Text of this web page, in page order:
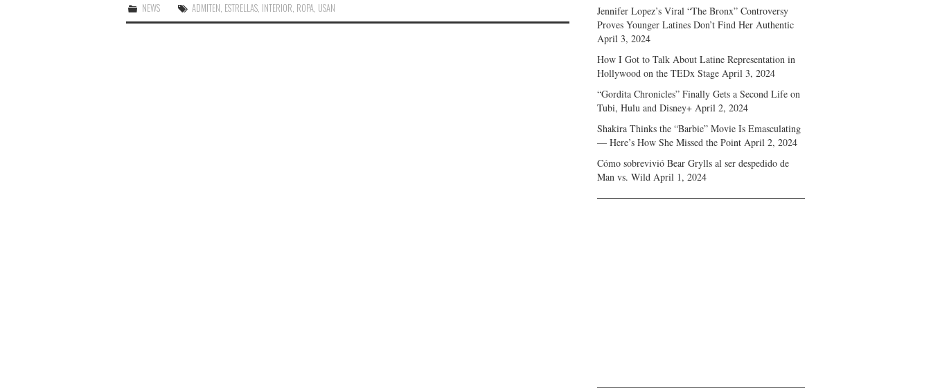
NEWS ADMITEN ESTRELLAS INTERIOR ROPA USAN
Jennifer Lopez’s Viral “The Bronx” Controversy
Proves Younger Latines Don’t Find Her Authentic
April 3, 2024
How I Got to Talk About Latine Representation in
Hollywood on the TEDx Stage April 3, 2024
“Gordita Chronicles” Finally Gets a Second Life on
Tubi, Hulu and Disney+ April 2, 2024
Shakira Thinks the “Barbie” Movie Is Emasculating
— Here’s How She Missed the Point April 2, 2024
Cómo sobrevivió Bear Grylls al ser despedido de
Man vs. Wild April 1, 2024